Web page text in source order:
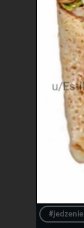
#jedzenie